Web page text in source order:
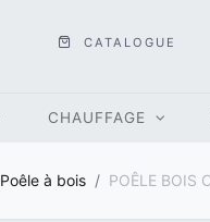
CATALOGUE
CHAUFFAGE
Poêle à bois POÊLE BOIS